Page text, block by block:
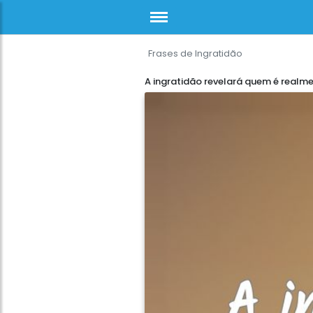
Frases de Ingratidão
A ingratidão revelará quem é